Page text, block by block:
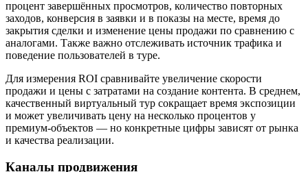
процент завершённых просмотров, количество повторных
заходов, конверсия в заявки и в показы на месте, время до
закрытия сделки и изменение цены продажи по сравнению с
аналогами. Также важно отслеживать источник трафика и
поведение пользователей в туре.
Для измерения ROI сравнивайте увеличение скорости
продажи и цены с затратами на создание контента. В среднем,
качественный виртуальный тур сокращает время экспозиции
и может увеличивать цену на несколько процентов у
премиум-объектов — но конкретные цифры зависят от рынка
и качества реализации.
Каналы продвижения